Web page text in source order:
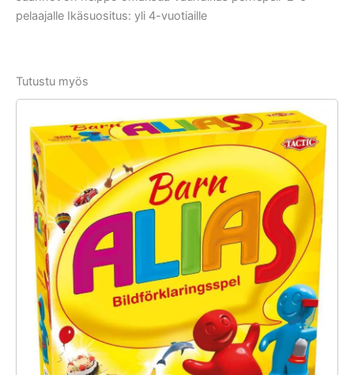
pelaajalle Ikäsuositus: yli 4-vuotiaille
Tutustu myös